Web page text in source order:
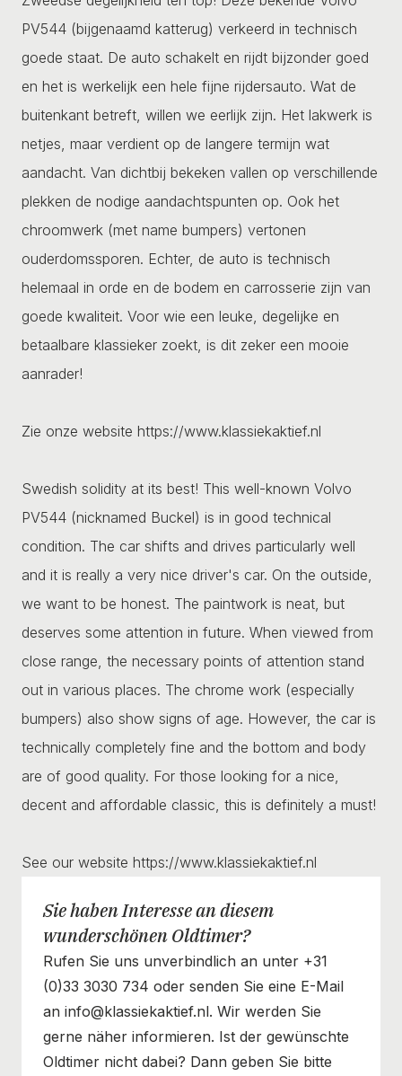
PV544 (bijgenaamd katterug) verkeerd in technisch
goede staat. De auto schakelt en rijdt bijzonder goed
en het is werkelijk een hele fijne rijdersauto. Wat de
buitenkant betreft, willen we eerlijk zijn. Het lakwerk is
netjes, maar verdient op de langere termijn wat
aandacht. Van dichtbij bekeken vallen op verschillende
plekken de nodige aandachtspunten op. Ook het
chroomwerk (met name bumpers) vertonen
ouderdomssporen. Echter, de auto is technisch
helemaal in orde en de bodem en carrosserie zijn van
goede kwaliteit. Voor wie een leuke, degelijke en
betaalbare klassieker zoekt, is dit zeker een mooie
aanrader!
Zie onze website https://www.klassiekaktief.nl
Swedish solidity at its best! This well-known Volvo
PV544 (nicknamed Buckel) is in good technical
condition. The car shifts and drives particularly well
and it is really a very nice driver's car. On the outside,
we want to be honest. The paintwork is neat, but
deserves some attention in future. When viewed from
close range, the necessary points of attention stand
out in various places. The chrome work (especially
bumpers) also show signs of age. However, the car is
technically completely fine and the bottom and body
are of good quality. For those looking for a nice,
decent and affordable classic, this is definitely a must!
See our website https://www.klassiekaktief.nl
Sie haben Interesse an diesem
wunderschönen Oldtimer?
Rufen Sie uns unverbindlich an unter +31
(0)33 3030 734 oder senden Sie eine E-Mail
an info@klassiekaktief.nl. Wir werden Sie
gerne näher informieren. Ist der gewünschte
Oldtimer nicht dabei? Dann geben Sie bitte